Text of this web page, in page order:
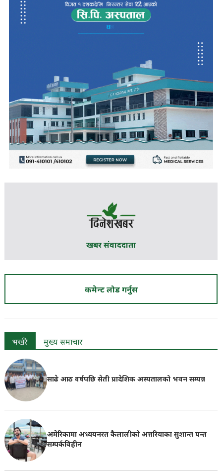
खबर संवाददाता
कमेन्ट लोड गर्नुस
भर्खरै मुख्य समाचार
साढे आठ वर्षपछि सेती प्रादेशिक अस्पतालको भवन सम्पन्न
अमेरिकामा अध्ययनरत कैलालीको अत्तरियाका सुशान्त पन्त
सम्पर्कविहीन